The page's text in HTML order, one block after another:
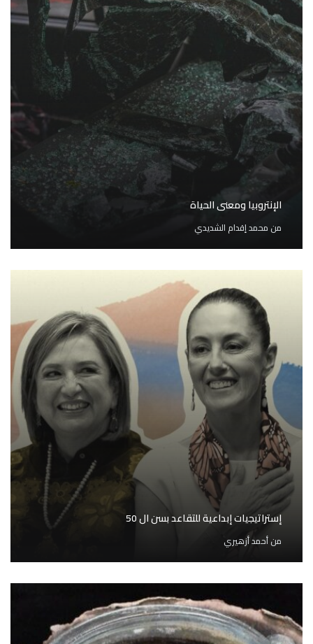
الإنتروبيا ومعنى الحياة
من محمد إقدام الشديدي
إستراتيجيات إبداعية للتقاعد بسن ال 50
منأحمد أزهيري